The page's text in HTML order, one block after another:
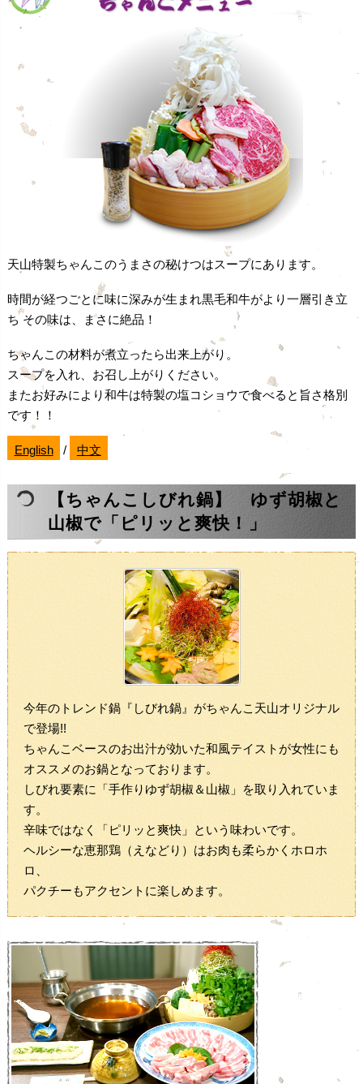
天山特製ちゃんこのうまさの秘けつはスープにあります。
時間が経つごとに味に深みが生まれ黒毛和牛がより一層引き立
ち その味は、まさに絶品！
ちゃんこの材料が煮立ったら出来上がり。
スープを入れ、お召し上がりください。
またお好みにより和牛は特製の塩コショウで食べると旨さ格別
です！！
English / 中文
【ちゃんこしびれ鍋】 ゆず胡椒と
山椒で「ピリッと爽快！」
今年のトレンド鍋『しびれ鍋』がちゃんこ天山オリジナル
で登場!!
ちゃんこベースのお出汁が効いた和風テイストが女性にも
オススメのお鍋となっております。
しびれ要素に「手作りゆず胡椒＆山椒」を取り入れていま
す。
辛味ではなく「ピリッと爽快」という味わいです。
ヘルシーな恵那鶏（えなどり）はお肉も柔らかくホロホ
ロ、
パクチーもアクセントに楽しめます。